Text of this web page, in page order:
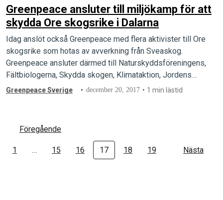
Greenpeace ansluter till miljökamp för att
skydda Ore skogsrike i Dalarna
Idag anslöt också Greenpeace med flera aktivister till Ore
skogsrike som hotas av avverkning från Sveaskog.
Greenpeace ansluter därmed till Naturskyddsföreningens,
Fältbiologerna, Skydda skogen, Klimataktion, Jordens
vänner, Push Sverige och Dalarnas ornitologiska förenings
Greenpeace Sverige december 20, 2017 1 min lästid
Föregående
1 … 15 16 17 18 19 Nästa